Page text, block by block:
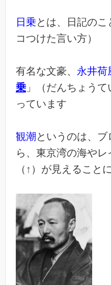
日乗とは、日記の
コつけた言い方）
有名な文豪、 永井荷
乗 」（だんちょう
っています
観潮 というのは、
ら、東京湾の海や
（↑）が見えること